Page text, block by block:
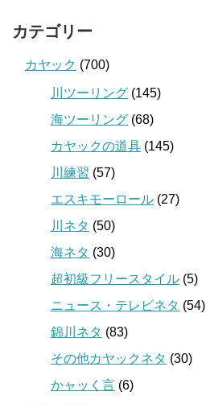
カテゴリー
カヤック (700)
川ツーリング (145)
海ツーリング (68)
カヤックの道具 (145)
川練習 (57)
エスキモーロール (27)
川ネタ (50)
海ネタ (30)
超初級フリースタイル (5)
ニュース・テレビネタ (54)
錦川ネタ (83)
その他カヤックネタ (30)
かャッく言 (6)